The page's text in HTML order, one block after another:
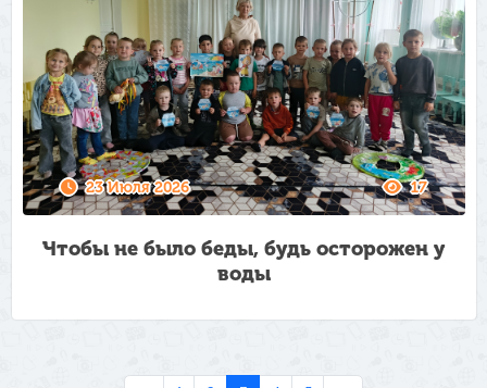
23 Июля 2026 17
Чтобы не было беды, будь осторожен у
воды